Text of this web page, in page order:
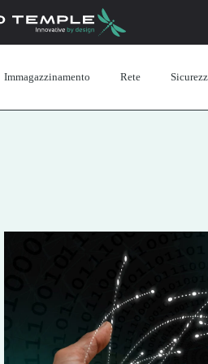
Immagazzinamento Rete